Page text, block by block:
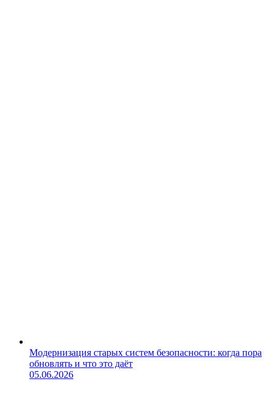
Модернизация старых систем безопасности: когда пора
обновлять и что это даёт
05.06.2026